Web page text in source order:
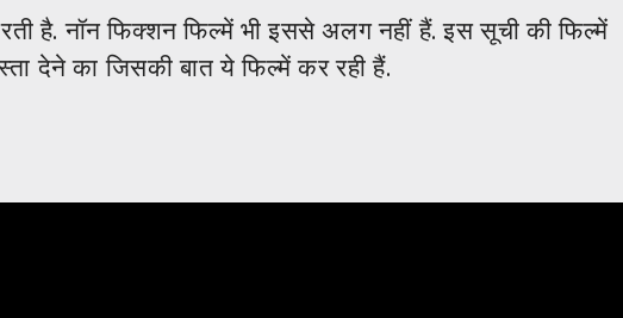
है. नॉन फिक्शन फिल्में भी इससे अलग नहीं हैं. इस सूची की फिल्में
देने का जिसकी बात ये फिल्में कर रही हैं.